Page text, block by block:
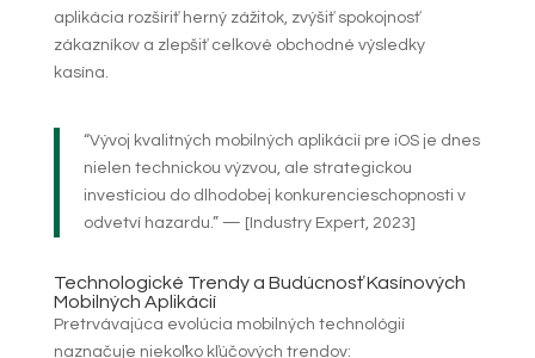
aplikácia rozšíriť herný zážitok, zvýšiť spokojnosť
zákazníkov a zlepšiť celkové obchodné výsledky
kasína.
“Vývoj kvalitných mobilných aplikácií pre iOS je dnes
nielen technickou výzvou, ale strategickou
investíciou do dlhodobej konkurencieschopnosti v
odvetví hazardu.” — [Industry Expert, 2023]
Technologické Trendy a Budúcnosť Kasínových
Mobilných Aplikácií
Pretrvávajúca evolúcia mobilných technológií
naznačuje niekoľko kľúčových trendov: